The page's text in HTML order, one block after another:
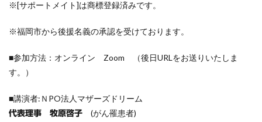
※[サポートメイト]は商標登録済みです。
※福岡市から後援名義の承認を受けております。
■参加方法：オンライン Zoom （後日URLをお送りいたしま
す。）
■講演者:ＮPO法人マザーズドリーム
代表理事 牧原啓子
(がん罹患者)